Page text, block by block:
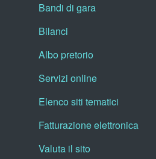
Bandi di gara
Bilanci
Albo pretorio
Servizi online
Elenco siti tematici
Fatturazione elettronica
Valuta il sito